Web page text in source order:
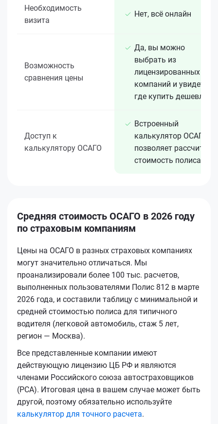
Необходимость
визита
Нет, всё онлайн
Возможность
сравнения цены
Да, вы можно
выбрать из
лицензированных 15+
компаний и увидеть,
где купить дешевле
Доступ к
калькулятору ОСАГО
Встроенный
калькулятор ОСАГО
позволяет рассчитать
стоимость полиса
Средняя стоимость ОСАГО в 2026 году
по страховым компаниям
Цены на ОСАГО в разных страховых компаниях
могут значительно отличаться. Мы
проанализировали более 100 тыс. расчетов,
выполненных пользователями Полис 812 в марте
2026 года, и составили таблицу с минимальной и
средней стоимостью полиса для типичного
водителя (легковой автомобиль, стаж 5 лет,
регион — Москва).
Все представленные компании имеют
действующую лицензию ЦБ РФ и являются
членами Российского союза автостраховщиков
(РСА). Итоговая цена в вашем случае может быть
другой, поэтому обязательно используйте
калькулятор для точного расчета.